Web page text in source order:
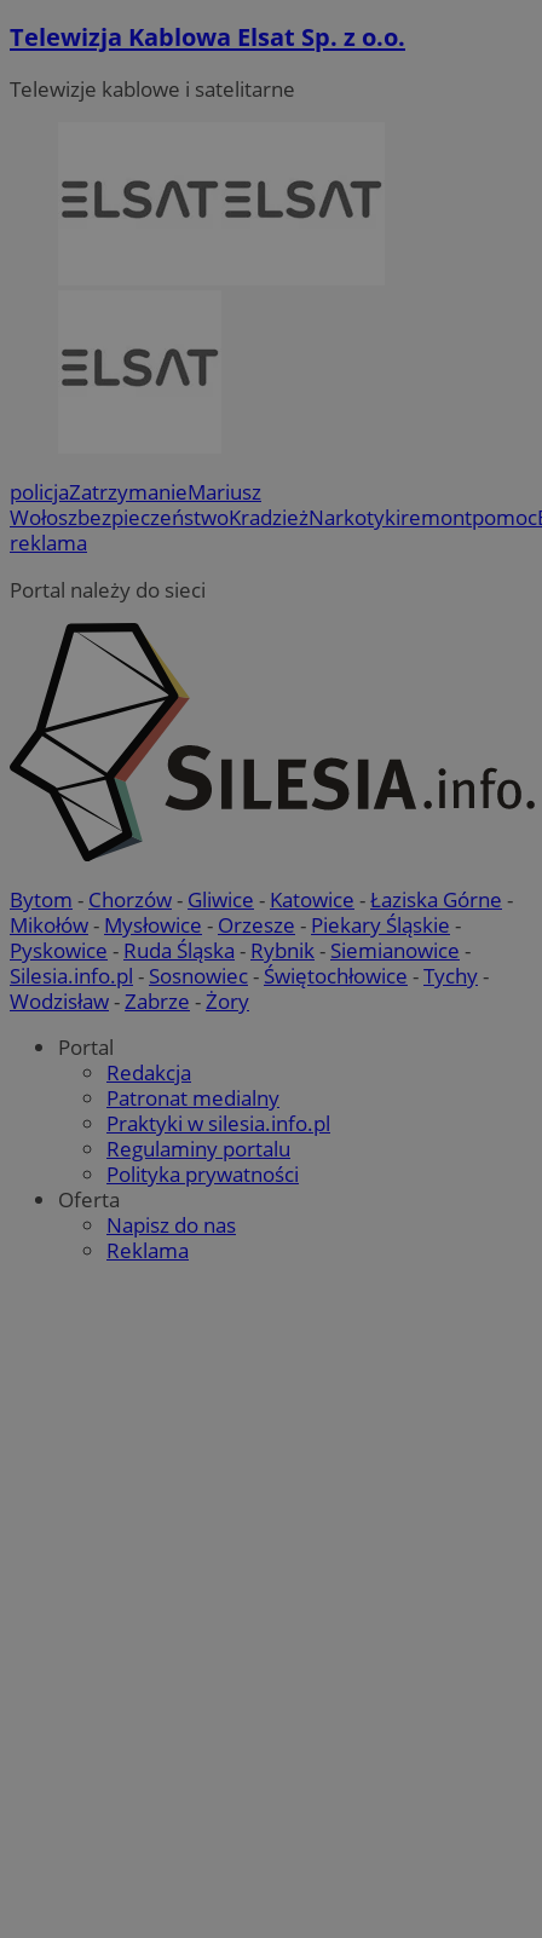
Telewizja Kablowa Elsat Sp. z o.o.
Telewizje kablowe i satelitarne
policjaZatrzymanieMariusz
WołoszbezpieczeństwoKradzieżNarkotykiremontpomoc
reklama
Portal należy do sieci
Bytom - Chorzów- Gliwice - Katowice -Łaziska Górne -
Mikołów- Mysłowice - Orzesze - Piekary Śląskie -
Pyskowice - Ruda Śląska - Rybnik- Siemianowice -
Silesia.info.pl - Sosnowiec- Świętochłowice -Tychy-
Wodzisław-Zabrze -Żory
Portal
Redakcja
Patronat medialny
Praktyki w silesia.info.pl
Regulaminy portalu
Polityka prywatności
Oferta
Napisz do nas
Reklama